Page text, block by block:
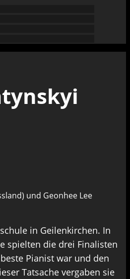
und Geonhee Lee
in Geilenkirchen. In
spielten die drei Finalisten
Pianist war und den
Tatsache vergaben sie